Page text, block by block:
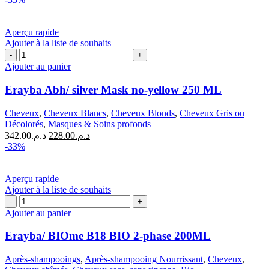
100ML
Aperçu rapide
Ajouter à la liste de souhaits
quantité
de
Abh/
silver
no-
yellow
250
ML
Ajouter au panier
Erayba Abh/ silver Mask no-yellow 250 ML
Cheveux, Cheveux Blancs, Cheveux Blonds, Cheveux Gris ou
Décolorés, Masques & Soins profonds
د.م.342.00
Le
د.م.228.00
Le
-33%
Aperçu rapide
Ajouter à la liste de souhaits
quantité
de
Erayba/
BIOme
B18
BIO
2-
Ajouter au panier
Erayba/ BIOme B18 BIO 2-phase 200ML
Après-shampooings, Après-shampooing Nourrissant, Cheveux,